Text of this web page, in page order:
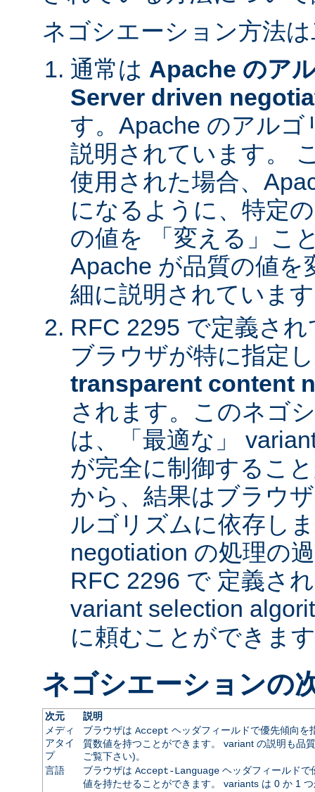
ネゴシエーション方法
通常は Apache のア
Server driven
す。Apache のアル
説明されています。
使用された場合、
になるように、特定
の値を 「変える」こ
Apache が品質の値を
細に説明されていま
RFC 2295 で定義さ
ブラウザが特に指定
transparent content
されます。このネゴ
は、「最適な」
が完全に制御するこ
から、結果はブラウ
ルゴリズムに依存し
negotiation の処理の
RFC 2296 で 定義さ
variant selection
に頼むことができま
ネゴシエーションの
次元
説明
メディ
アタイ
プ
ブラウザは Accept ヘッダフィールドで優先傾向を
質数値を持つことができます。 variant の説明も品
ご覧下さい)。
言語
ブラウザは Accept-Languageヘッダフィールドで
値を持たせることができます。 variants は 0 か 1